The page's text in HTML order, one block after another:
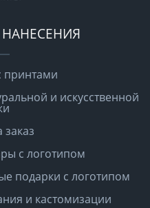
принтами
и искусственной
с логотипом
подарки с логотипом
и кастомизации